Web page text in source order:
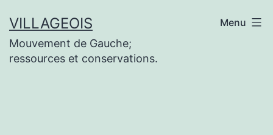
au
contenu
VILLAGEOIS
Mouvement de Gauche;
ressources et conservations.
Menu